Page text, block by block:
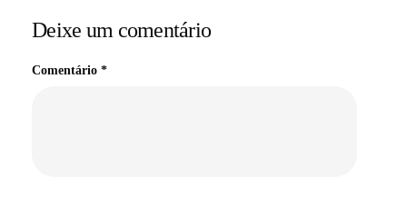
Deixe um comentário
Comentário *